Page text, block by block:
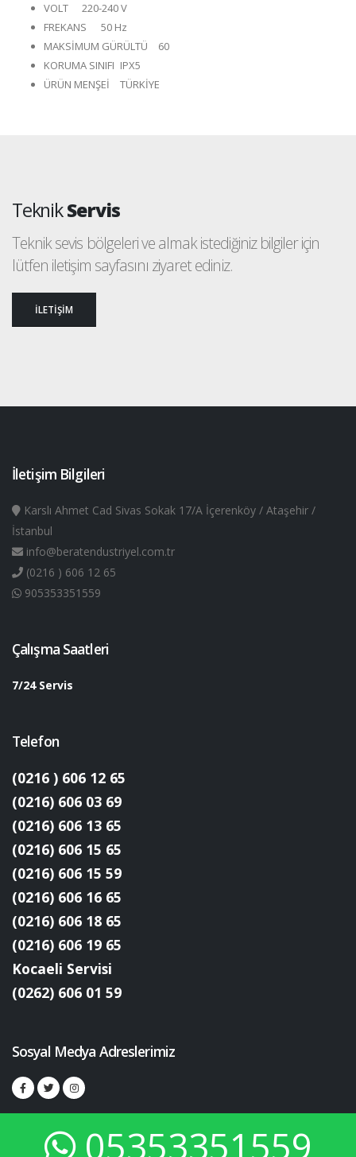
VOLT
220-240 V
FREKANS
50 Hz
MAKSİMUM GÜRÜLTÜ
60
KORUMA SINIFI IPX5
ÜRÜN MENŞEİ
TÜRKİYE
TeknikServis
Teknik sevis bölgeleri ve almak istediğiniz bilgiler için
lütfen iletişim sayfasını ziyaret ediniz.
İLETİŞİM
05353351559
İletişim Bilgileri
Karslı Ahmet Cad Sivas Sokak 17/A İçerenköy / Ataşehir /
İstanbul
info@beratendustriyel.com.tr
(0216 ) 606 12 65
905353351559
Çalışma Saatleri
7/24 Servis
Telefon
(0216 ) 606 12 65
(0216) 606 03 69
(0216) 606 13 65
(0216) 606 15 65
(0216) 606 15 59
(0216) 606 16 65
(0216) 606 18 65
(0216) 606 19 65
Kocaeli Servisi
(0262) 606 01 59
Sosyal Medya Adreslerimiz